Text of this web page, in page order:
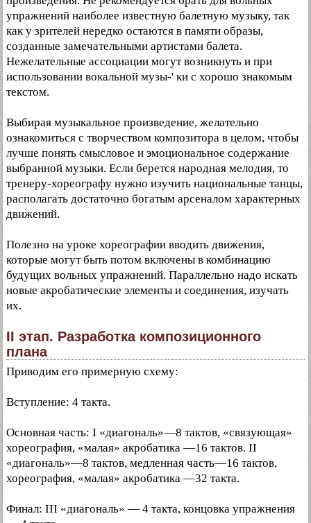
упражнений наиболее известную балетную музыку, так
как у зрителей нередко остаются в памяти образы,
созданные замечательными артистами балета.
Нежелательные ассоциации могут возникнуть и при
использовании вокальной музы-' ки с хорошо знакомым
текстом.
Выбирая музыкальное произведение, желательно
ознакомиться с творчеством композитора в целом, чтобы
лучше понять смысловое и эмоциональное содержание
выбранной музыки. Если берется народная мелодия, то
тренеру-хореографу нужно изучить национальные танцы,
располагать достаточно богатым арсеналом характерных
движений.
Полезно на уроке хореографии вводить движения,
которые могут быть потом включены в комбинацию
будущих вольных упражнений. Параллельно надо искать
новые акробатические элементы и соединения, изучать
их.
II этап. Разработка композиционного
плана
Приводим его примерную схему:
Вступление: 4 такта.
Основная часть: I «диагональ»—8 тактов, «связующая»
хореография, «малая» акробатика —16 тактов. II
«диагональ»—8 тактов, медленная часть—16 тактов,
хореография, «малая» акробатика —32 такта.
Финал: III «диагональ» — 4 такта, концовка упражнения